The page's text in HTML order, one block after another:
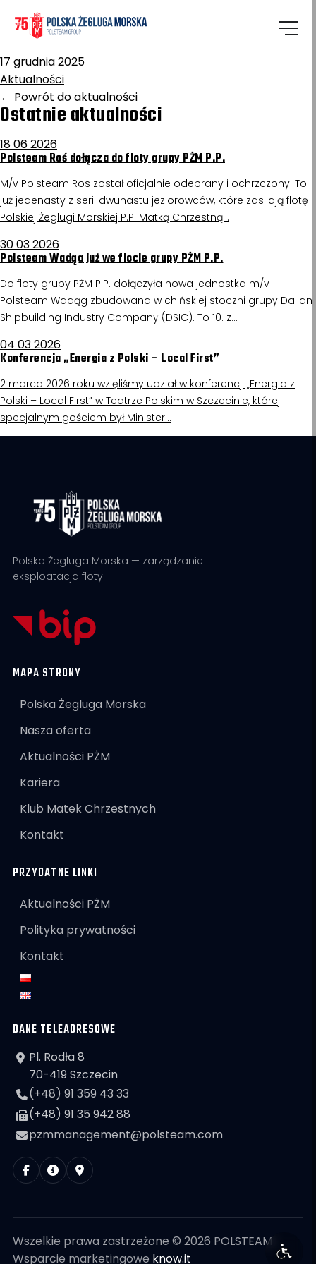
Homepage
Ziemia Górnośląska
17 grudnia 2025
Aktualności
← Powrót do aktualności
Ostatnie aktualności
18 06 2026
Polsteam Roś dołącza do floty grupy PŻM P.P.
M/v Polsteam Ros został oficjalnie odebrany i ochrzczony. To
już jedenasty z serii dwunastu jeziorowców, które zasilają flotę
Polskiej Żeglugi Morskiej P.P. Matką Chrzestną…
30 03 2026
Polsteam Wadąg już we flocie grupy PŻM P.P.
Do floty grupy PŻM P.P. dołączyła nowa jednostka m/v
Polsteam Wadąg zbudowana w chińskiej stoczni grupy Dalian
Shipbuilding Industry Company (DSIC). To 10. z…
04 03 2026
Konferencja „Energia z Polski – Local First”
2 marca 2026 roku wzięliśmy udział w konferencji „Energia z
Polski – Local First” w Teatrze Polskim w Szczecinie, której
specjalnym gościem był Minister…
Polska Żegluga Morska — zarządzanie i
eksploatacja floty.
MAPA STRONY
Polska Żegluga Morska
Nasza oferta
Aktualności PŻM
Kariera
Klub Matek Chrzestnych
Kontakt
PRZYDATNE LINKI
Aktualności PŻM
Polityka prywatności
Kontakt
DANE TELEADRESOWE
Pl. Rodła 8
70-419 Szczecin
(+48) 91 359 43 33
(+48) 91 35 942 88
pzmmanagement@polsteam.com
Wszelkie prawa zastrzeżone © 2026 POLSTEAM
Wsparcie marketingowe know.it